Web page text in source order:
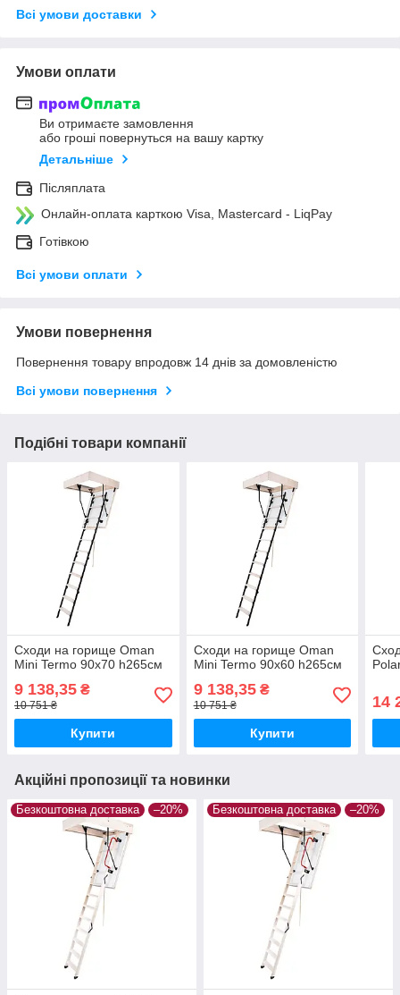
Всі умови доставки
Умови оплати
Ви отримаєте замовлення
або гроші повернуться на вашу картку
Детальніше
Післяплата
Онлайн-оплата карткою Visa, Mastercard - LiqPay
Готівкою
Всі умови оплати
Умови повернення
Повернення товару впродовж 14 днів за домовленістю
Всі умови повернення
Подібні товари компанії
Сходи на горище Oman
Mini Termo 90x70 h265см
9 138,35 ₴
10 751 ₴
Купити
Сходи на горище Oman
Mini Termo 90x60 h265см
9 138,35₴
10 751 ₴
Купити
14
Акційні пропозиції та новинки
Безкоштовна доставка –20% Безкоштовна доставка –20%